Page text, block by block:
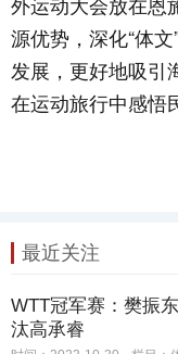
源优势，深化“体
发展，更好地吸引
在运动旅行中感悟
最近关注
WTT冠军赛：樊振
汰高承睿